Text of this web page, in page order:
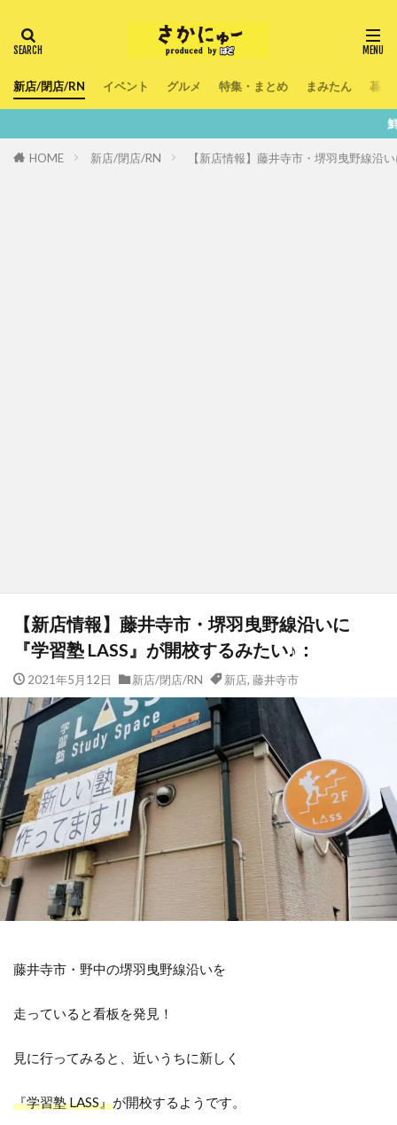
新店/閉店/RN イベント グルメ 特集・まとめ まみたん 暮ら
鮮度100％！堺
HOME 新店/閉店/RN 【新店情報】藤井寺市・堺羽曳野線沿
【新店情報】藤井寺市・堺羽曳野線沿いに
『学習塾 LASS』が開校するみたい♪：
2021年5月12日 新店/閉店/RN 新店, 藤井寺市
藤井寺市・野中の堺羽曳野線沿いを
走っていると看板を発見！
見に行ってみると、近いうちに新しく
『学習塾 LASS』が開校するようです。